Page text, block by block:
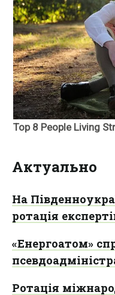
Актуально
На
ротація
«Енергоатом»
Ротація